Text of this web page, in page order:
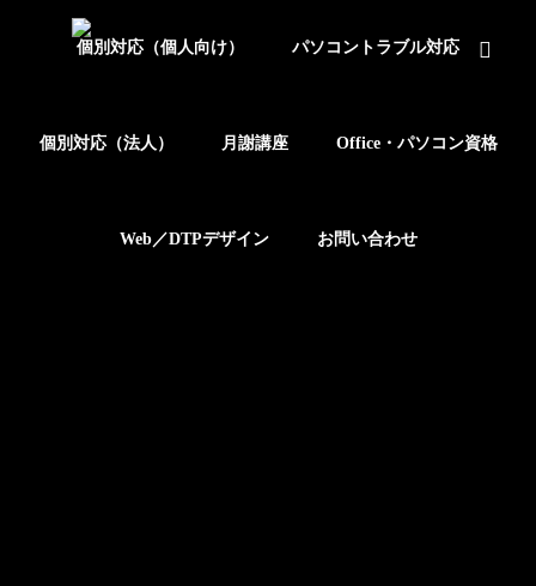
個別対応（個人向け） パソコントラブル対応
個別対応（法人） 月謝講座 Office・パソコン資格
Web／DTPデザイン お問い合わせ